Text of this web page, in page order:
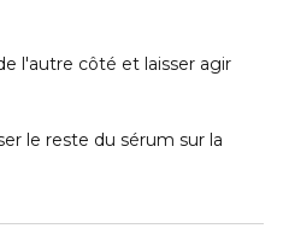
l'autre côté et laisser agir
le reste du sérum sur la